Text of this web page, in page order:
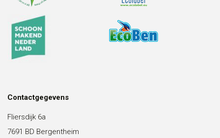
Contactgegevens
Fliersdijk 6a
7691 BD Bergentheim